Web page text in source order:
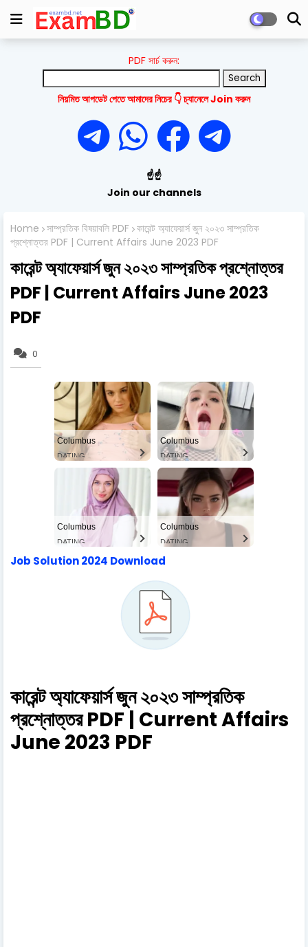
PDF সার্চ করুন:
নিয়মিত আপডেট পেতে আমাদের নিচের 👇 চ্যানেলে Join করুন
☝️☝️
Join our channels
Home সাম্প্রতিক বিষয়াবলি PDF কারেন্ট অ্যাফেয়ার্স জুন ২০২৩ সাম্প্রতিক
প্রশ্নোত্তর PDF | Current Affairs June 2023 PDF
কারেন্ট অ্যাফেয়ার্স জুন ২০২৩ সাম্প্রতিক প্রশ্নোত্তর
PDF | Current Affairs June 2023
PDF
0
Columbus
DATING
Columbus
DATING
Columbus
DATING
Columbus
DATING
Job Solution 2024 Download
কারেন্ট অ্যাফেয়ার্স জুন ২০২৩ সাম্প্রতিক
প্রশ্নোত্তর PDF | Current Affairs
June 2023 PDF